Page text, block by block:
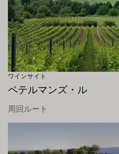
ワインサイト
ペテルマンズ・ル
周回ルート